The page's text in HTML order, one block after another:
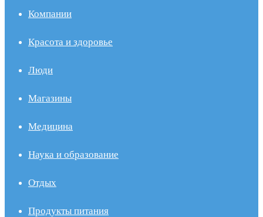
Компании
Красота и здоровье
Люди
Магазины
Медицина
Наука и образование
Отдых
Продукты питания